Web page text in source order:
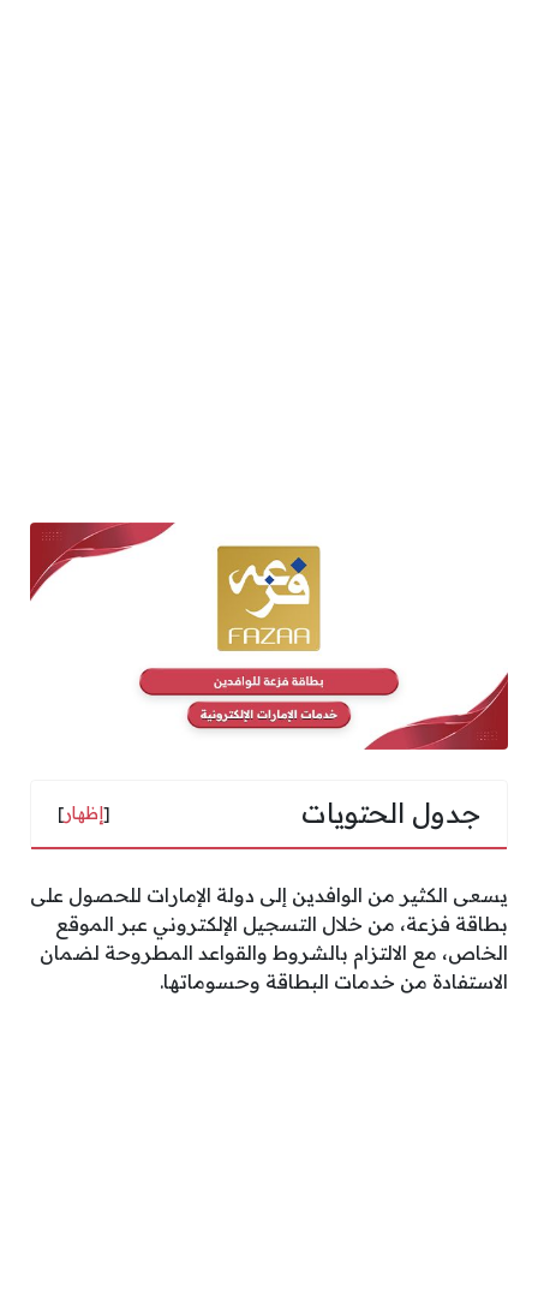
جدول الحتويات [إظهار]
يسعى الكثير من الوافدين إلى دولة الإمارات للحصول على
بطاقة فزعة، من خلال التسجيل الإلكتروني عبر الموقع
الخاص، مع الالتزام بالشروط والقواعد المطروحة لضمان
الاستفادة من خدمات البطاقة وحسوماتها.